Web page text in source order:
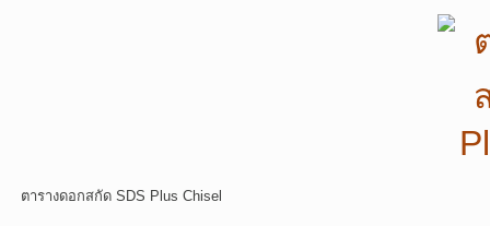
ตารางดอกสกัด SDS Plus Chisel